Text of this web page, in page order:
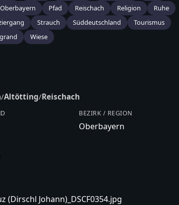
Oberbayern Pfad Reischach Religion
Ruhe
Strauch Süddeutschland
Tourismus
Wiese
/Altötting/Reischach
BEZIRK / REGION
Oberbayern
(Dirschl Johann)_DSCF0354.jpg